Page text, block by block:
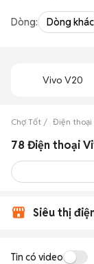
Dòng: Dòng khác
Vivo V20
Chợ Tốt Điện thoại
78 Điện thoại
Siêu thị
Tin có video